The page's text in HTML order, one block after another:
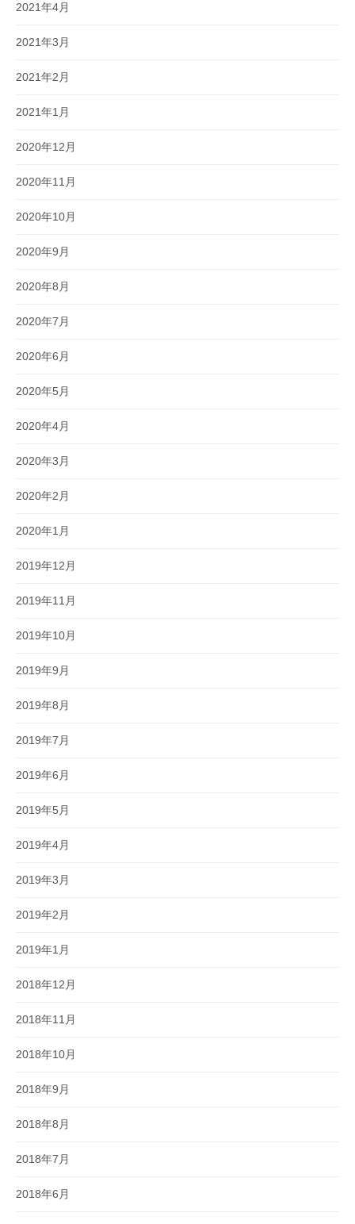
2021年4月
2021年3月
2021年2月
2021年1月
2020年12月
2020年11月
2020年10月
2020年9月
2020年8月
2020年7月
2020年6月
2020年5月
2020年4月
2020年3月
2020年2月
2020年1月
2019年12月
2019年11月
2019年10月
2019年9月
2019年8月
2019年7月
2019年6月
2019年5月
2019年4月
2019年3月
2019年2月
2019年1月
2018年12月
2018年11月
2018年10月
2018年9月
2018年8月
2018年7月
2018年6月